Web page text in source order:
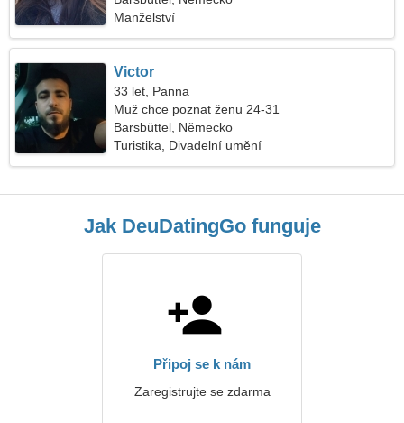
Manželství
Victor
33 let, Panna
Muž chce poznat ženu 24-31
Barsbüttel, Německo
Turistika, Divadelní umění
Jak DeuDatingGo funguje
Připoj se k nám
Zaregistrujte se zdarma